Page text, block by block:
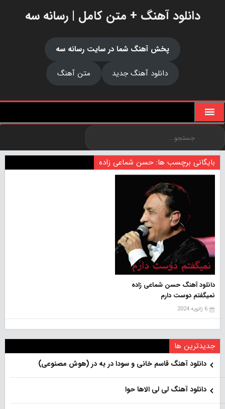
دانلود آهنگ + متن کامل | رسانه سه
پخش آهنگ شما در سایت رسانه سه
دانلود آهنگ جدید
متن آهنگ
بایگانی برچسب ها: حسن شماعی زاده
دانلود آهنگ حسن شماعی زاده
نمیگفتم دوست دارم
6 ژانویه 2024
جدیدترین ها
دانلود آهنگ قاسم خانی و سودا در به در (هوش مصنوعی)
دانلود آهنگ لی لی الاها حوا